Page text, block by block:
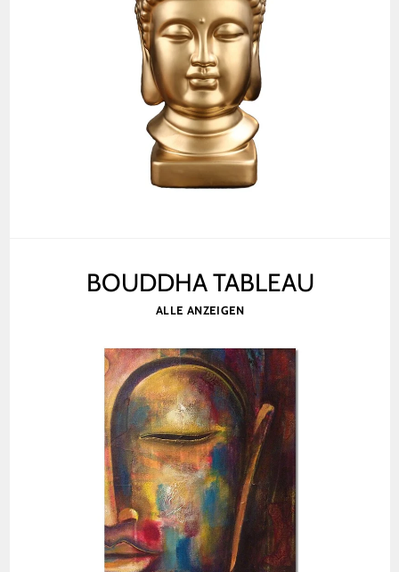
BOUDDHA TABLEAU
ALLE ANZEIGEN